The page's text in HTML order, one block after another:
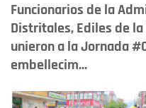
Funcionarios de la
Distritales, Ediles de
unieron a la Jornada
embellecim...